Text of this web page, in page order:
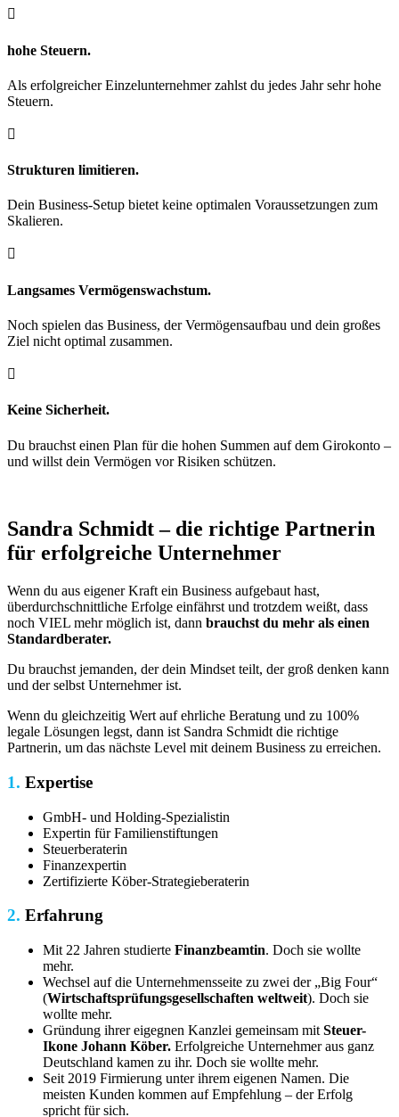

hohe Steuern.
Als erfolgreicher Einzelunternehmer zahlst du jedes Jahr sehr hohe
Steuern.

Strukturen limitieren.
Dein Business-Setup bietet keine optimalen Voraussetzungen zum
Skalieren.

Langsames Vermögenswachstum.
Noch spielen das Business, der Vermögensaufbau und dein großes
Ziel nicht optimal zusammen.

Keine Sicherheit.
Du brauchst einen Plan für die hohen Summen auf dem Girokonto –
und willst dein Vermögen vor Risiken schützen.
Sandra Schmidt – die richtige Partnerin
für erfolgreiche Unternehmer
Wenn du aus eigener Kraft ein Business aufgebaut hast,
überdurchschnittliche Erfolge einfährst und trotzdem weißt, dass
noch VIEL mehr möglich ist, dann brauchst du mehr als einen
Standardberater.
Du brauchst jemanden, der dein Mindset teilt, der groß denken kann
und der selbst Unternehmer ist.
Wenn du gleichzeitig Wert auf ehrliche Beratung und zu 100%
legale Lösungen legst, dann ist Sandra Schmidt die richtige
Partnerin, um das nächste Level mit deinem Business zu erreichen.
1. Expertise
GmbH- und Holding-Spezialistin
Expertin für Familienstiftungen
Steuerberaterin
Finanzexpertin
Zertifizierte Köber-Strategieberaterin
2. Erfahrung
Mit 22 Jahren studierte Finanzbeamtin. Doch sie wollte
mehr.
Wechsel auf die Unternehmens­seite zu zwei der „Big Four“
(Wirtschafts­prüfungs­gesellschaften weltweit). Doch sie
wollte mehr.
Gründung ihrer eigegnen Kanzlei gemeinsam mit Steuer-
Ikone Johann Köber. Erfolgreiche Unternehmer aus ganz
Deutschland kamen zu ihr. Doch sie wollte mehr.
Seit 2019 Firmierung unter ihrem eigenen Namen. Die
meisten Kunden kommen auf Empfehlung – der Erfolg
spricht für sich.